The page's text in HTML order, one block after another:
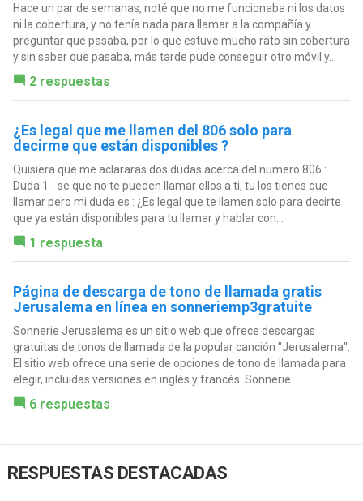
Hace un par de semanas, noté que no me funcionaba ni los datos
ni la cobertura, y no tenía nada para llamar a la compañía y
preguntar que pasaba, por lo que estuve mucho rato sin cobertura
y sin saber que pasaba, más tarde pude conseguir otro móvil y...
2 respuestas
¿Es legal que me llamen del 806 solo para
decirme que están disponibles ?
Quisiera que me aclararas dos dudas acerca del numero 806 :
Duda 1 - se que no te pueden llamar ellos a ti, tu los tienes que
llamar pero mi duda es : ¿Es legal que te llamen solo para decirte
que ya están disponibles para tu llamar y hablar con...
1 respuesta
Página de descarga de tono de llamada gratis
Jerusalema en línea en sonneriemp3gratuite
Sonnerie Jerusalema es un sitio web que ofrece descargas
gratuitas de tonos de llamada de la popular canción "Jerusalema".
El sitio web ofrece una serie de opciones de tono de llamada para
elegir, incluidas versiones en inglés y francés. Sonnerie...
6 respuestas
RESPUESTAS DESTACADAS